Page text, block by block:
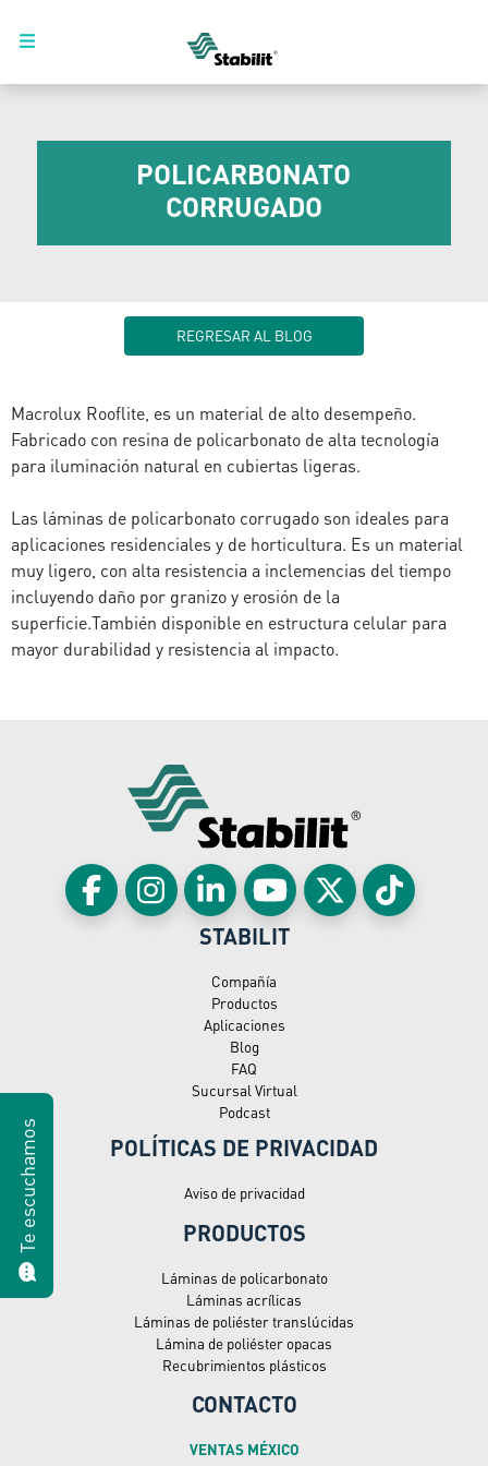
POLICARBONATO
CORRUGADO
REGRESAR AL BLOG
Macrolux Rooflite, es un material de alto desempeño.
Fabricado con resina de policarbonato de alta tecnología
para iluminación natural en cubiertas ligeras.
Las láminas de policarbonato corrugado son ideales para
aplicaciones residenciales y de horticultura. Es un material
muy ligero, con alta resistencia a inclemencias del tiempo
incluyendo daño por granizo y erosión de la
superficie.También disponible en estructura celular para
mayor durabilidad y resistencia al impacto.
Te escuchamos
STABILIT
Compañía
Productos
Aplicaciones
Blog
FAQ
Sucursal Virtual
Podcast
POLÍTICAS DE PRIVACIDAD
Aviso de privacidad
PRODUCTOS
Láminas de policarbonato
Láminas acrílicas
Láminas de poliéster translúcidas
Lámina de poliéster opacas
Recubrimientos plásticos
CONTACTO
VENTAS MÉXICO